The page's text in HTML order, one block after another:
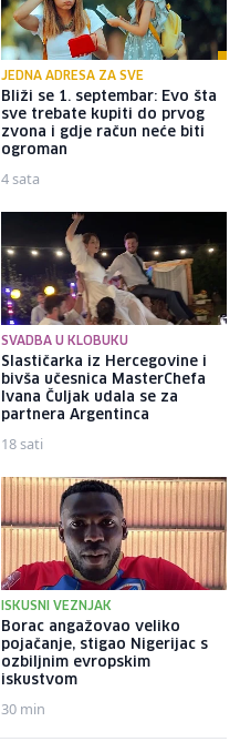
JEDNA ADRESA ZA SVE
Bliži se 1. septembar: Evo šta
sve trebate kupiti do prvog
zvona i gdje račun neće biti
ogroman
4 sata
SVADBA U KLOBUKU
Slastičarka iz Hercegovine i
bivša učesnica MasterChefa
Ivana Čuljak udala se za
partnera Argentinca
18 sati
ISKUSNI VEZNJAK
Borac angažovao veliko
pojačanje, stigao Nigerijac s
ozbiljnim evropskim
iskustvom
30 min